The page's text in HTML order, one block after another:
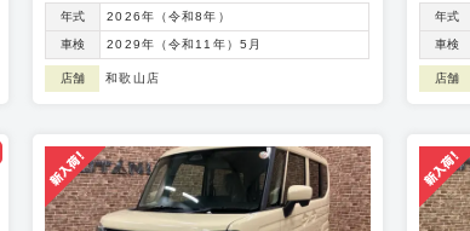
年式 2026年（令和8年）
車検 2029年（令和11年）5月
店舗 和歌山店
年式
車検
店舗